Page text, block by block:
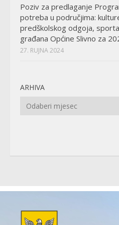
Poziv za predlaganje
potreba u područjima:
predškolskog odgoja,
građana Općine Slivno za
27. RUJNA 2024
ARHIVA
Arhiva